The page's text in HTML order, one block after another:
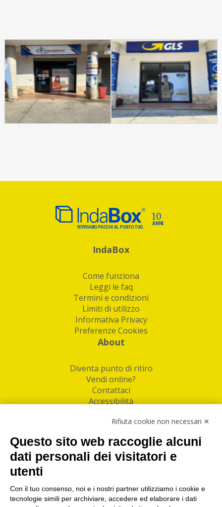
IndaBox
Come funziona
Leggi le faq
Termini e condizioni
Limiti di utilizzo
Informativa Privacy
Preferenze Cookies
About
Diventa punto di ritiro
Vendi online?
Contattaci
Accessibilità
Facebook
Linkedin
I nostri punti di ritiro e spedizione pacchi nelle
maggiori città italiane
Torino|Milano|Roma|Bologna|Firenze| Genova
Rifiuta cookie non necessari ✕
Questo sito web raccoglie alcuni
dati personali dei visitatori e
utenti
Con il tuo consenso, noi e i nostri partner utilizziamo i cookie e
tecnologie simili per archiviare, accedere ed elaborare i dati